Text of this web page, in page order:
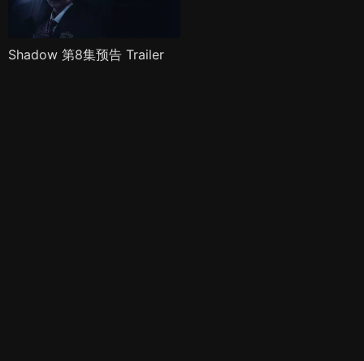
Shadow 第8集预告 Trailer